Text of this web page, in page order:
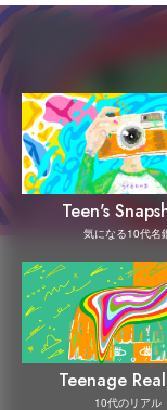
Teen's
気になる10代名
Teenage
10代のリアル